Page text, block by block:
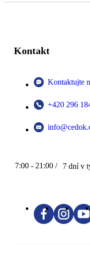
Kontakt
Kontaktujte
+420 296
7:00 - 21:00 / 7 dní v